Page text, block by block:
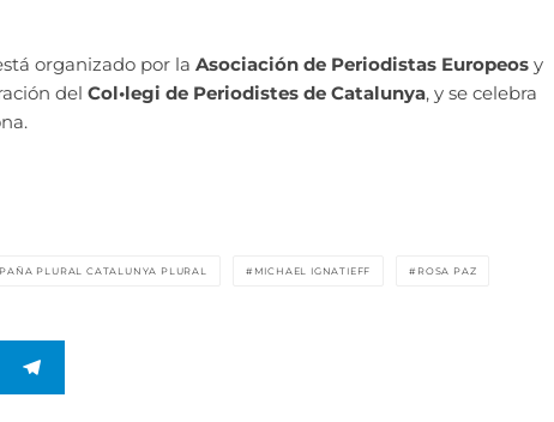
organizado por la Asociación de Periodistas Europeos y
del Col•legi de Periodistes de Catalunya, y se celebra
PLURAL CATALUNYA PLURAL MICHAEL IGNATIEFF ROSA PAZ